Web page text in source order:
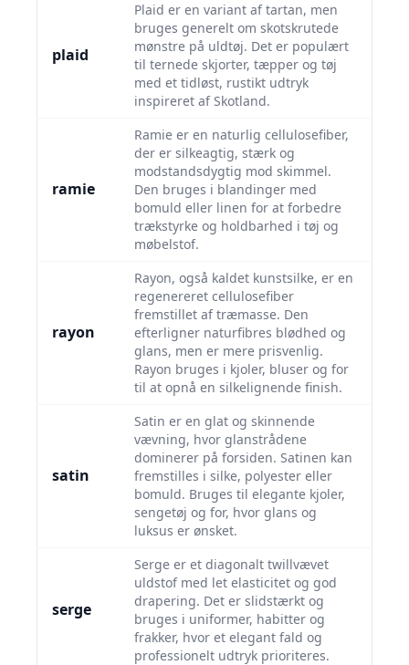
plaid
Plaid er en variant af tartan, men
bruges generelt om skotskrutede
mønstre på uldtøj. Det er populært
til ternede skjorter, tæpper og tøj
med et tidløst, rustikt udtryk
inspireret af Skotland.
ramie
Ramie er en naturlig cellulosefiber,
der er silkeagtig, stærk og
modstandsdygtig mod skimmel.
Den bruges i blandinger med
bomuld eller linen for at forbedre
trækstyrke og holdbarhed i tøj og
møbelstof.
rayon
Rayon, også kaldet kunstsilke, er en
regenereret cellulosefiber
fremstillet af træmasse. Den
efterligner naturfibres blødhed og
glans, men er mere prisvenlig.
Rayon bruges i kjoler, bluser og for
til at opnå en silkelignende finish.
satin
Satin er en glat og skinnende
vævning, hvor glanstrådene
dominerer på forsiden. Satinen kan
fremstilles i silke, polyester eller
bomuld. Bruges til elegante kjoler,
sengetøj og for, hvor glans og
luksus er ønsket.
serge
Serge er et diagonalt twillvævet
uldstof med let elasticitet og god
drapering. Det er slidstærkt og
bruges i uniformer, habitter og
frakker, hvor et elegant fald og
professionelt udtryk prioriteres.